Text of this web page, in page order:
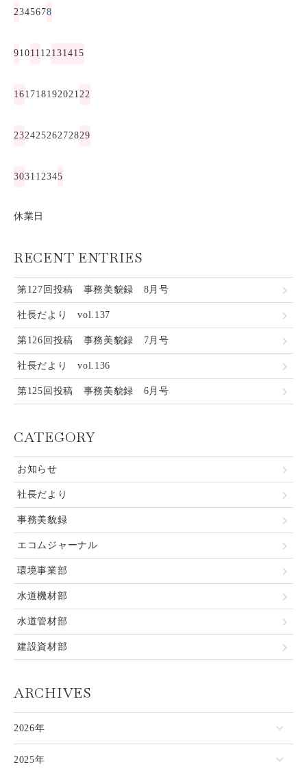
2345678
91011 12131415
16171819202122
23242526272829
3031 12345
休業日
RECENT ENTRIES
第127回投稿 事務美貌録 8月号
社長だより vol.137
第126回投稿 事務美貌録 7月号
社長だより vol.136
第125回投稿 事務美貌録 6月号
CATEGORY
お知らせ
社長だより
事務美貌録
エコムジャーナル
環境事業部
水道機材部
水道管材部
建設資材部
ARCHIVES
2026年
2025年